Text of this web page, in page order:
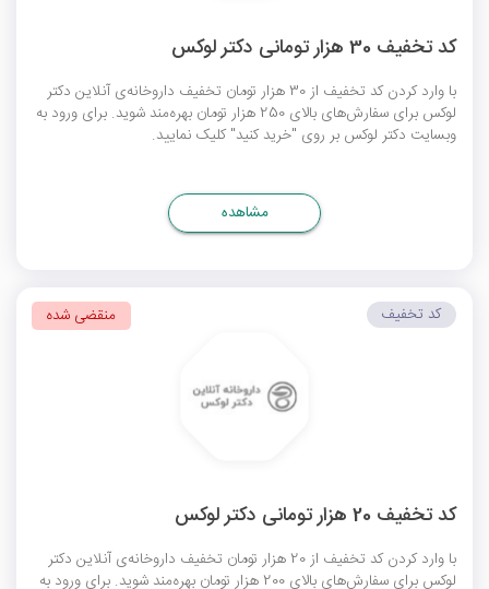
کد تخفیف 30 هزار تومانی دکتر لوکس
با وارد کردن کد تخفیف از 30 هزار تومان تخفیف داروخانه‌ی آنلاین دکتر
لوکس برای سفارش‌های بالای 250 هزار تومان بهره‌مند شوید. برای ورود به
وبسایت دکتر لوکس بر روی "خرید کنید" کلیک نمایید.
مشاهده
کد تخفیف 20 هزار تومانی دکتر لوکس
با وارد کردن کد تخفیف از 20 هزار تومان تخفیف داروخانه‌ی آنلاین دکتر
لوکس برای سفارش‌های بالای 200 هزار تومان بهره‌مند شوید. برای ورود به
کد تخفیف منقضی شده